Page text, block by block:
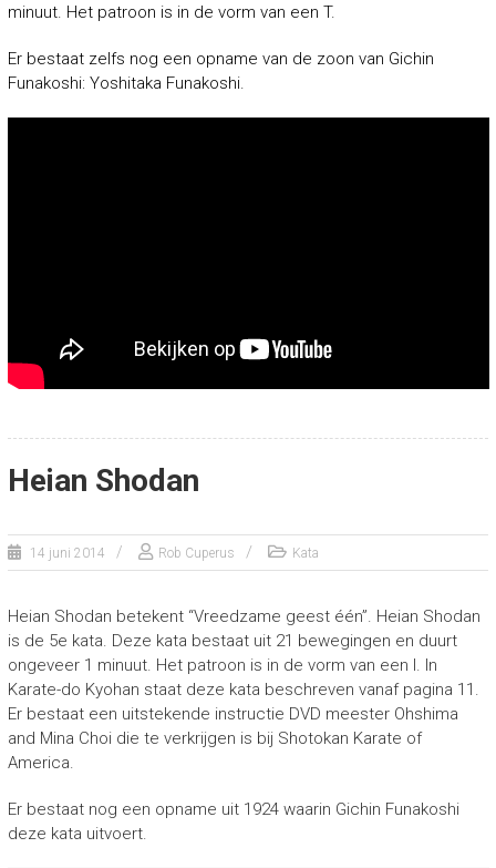
minuut. Het patroon is in de vorm van een T.
Er bestaat zelfs nog een opname van de zoon van Gichin
Funakoshi: Yoshitaka Funakoshi.
Heian Shodan
14 juni 2014 Rob Cuperus Kata
Heian Shodan betekent “Vreedzame geest één”. Heian Shodan
is de 5e kata. Deze kata bestaat uit 21 bewegingen en duurt
ongeveer 1 minuut. Het patroon is in de vorm van een I. In
Karate-do Kyohan staat deze kata beschreven vanaf pagina 11.
Er bestaat een uitstekende instructie DVD meester Ohshima
and Mina Choi die te verkrijgen is bij Shotokan Karate of
America.
Er bestaat nog een opname uit 1924 waarin Gichin Funakoshi
deze kata uitvoert.